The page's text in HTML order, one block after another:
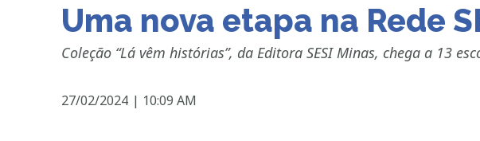
Uma nova etapa na Rede
Coleção “Lá vêm histórias”, da Editora SESI Minas, chega a 13
27/02/2024 | 10:09 AM